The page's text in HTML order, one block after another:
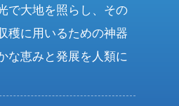
で大地を照らし、その
穫に用いるための神器
な恵みと発展を人類に